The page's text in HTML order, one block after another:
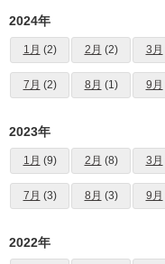
2024年
1月 (2) 2月 (2) 3月
7月 (2) 8月 (1) 9月
2023年
1月 (9) 2月 (8) 3月
7月 (3) 8月 (3) 9月
2022年